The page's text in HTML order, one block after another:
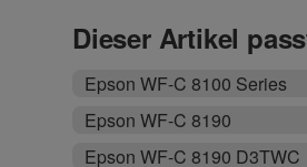
Dieser Artikel
Epson WF-C 8100 Series
Epson WF-C 8190
Epson WF-C 8190 D3TWC